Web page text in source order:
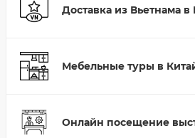
Доставка из Вьетнама
Мебельные туры в
Онлайн посещение